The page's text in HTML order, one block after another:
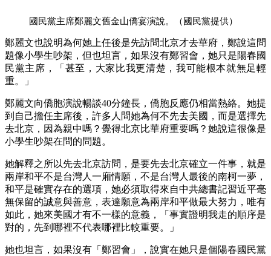
國民黨主席鄭麗文舊金山僑宴演說。（國民黨提供）
鄭麗文也說明為何她上任後是先訪問北京才去華府，鄭說這問
題像小學生吵架，但也坦言，如果沒有鄭習會，她只是陽春國
民黨主席，「甚至，大家比我更清楚，我可能根本就無足輕
重。」
鄭麗文向僑胞演說暢談40分鐘長，僑胞反應仍相當熱絡。她提
到自己擔任主席後，許多人問她為何不先去美國，而是選擇先
去北京，因為親中嗎？覺得北京比華府重要嗎？她說這很像是
小學生吵架在問的問題。
她解釋之所以先去北京訪問，是要先去北京確立一件事，就是
兩岸和平不是台灣人一廂情願，不是台灣人最後的南柯一夢，
和平是確實存在的選項，她必須取得來自中共總書記習近平毫
無保留的誠意與善意，表達願意為兩岸和平做最大努力，唯有
如此，她來美國才有不一樣的意義，「事實證明我走的順序是
對的，先到哪裡不代表哪裡比較重要。」
她也坦言，如果沒有「鄭習會」，說實在她只是個陽春國民黨